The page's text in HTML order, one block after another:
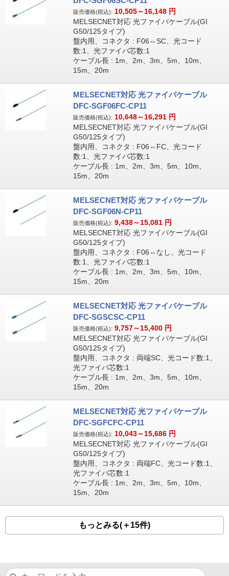
販売価格(税込): 10,505～16,148 円
MELSECNET対応 光ファイバケーブル(GI
G50/125タイプ)
盤内用、コネクタ : F06⇔SC、光コード
数:1、光ファイバ芯数:1
ケーブル長 : 1m、2m、3m、5m、10m、
15m、20m
MELSECNET対応 光ファイバケーブル
DFC-SGF06FC-CP11
販売価格(税込): 10,648～16,291 円
MELSECNET対応 光ファイバケーブル(GI
G50/125タイプ)
盤内用、コネクタ : F06⇔FC、光コード
数:1、光ファイバ芯数:1
ケーブル長 : 1m、2m、3m、5m、10m、
15m、20m
MELSECNET対応 光ファイバケーブル
DFC-SGF06N-CP11
販売価格(税込): 9,438～15,081 円
MELSECNET対応 光ファイバケーブル(GI
G50/125タイプ)
盤内用、コネクタ : F06⇔なし、光コード
数:1、光ファイバ芯数:1
ケーブル長 : 1m、2m、3m、5m、10m、
15m、20m
MELSECNET対応 光ファイバケーブル
DFC-SGSCSC-CP11
販売価格(税込): 9,757～15,400 円
MELSECNET対応 光ファイバケーブル(GI
G50/125タイプ)
盤内用、コネクタ : 両端SC、光コード数:1、
光ファイバ芯数:1
ケーブル長 : 1m、2m、3m、5m、10m、
15m、20m
MELSECNET対応 光ファイバケーブル
DFC-SGFCFC-CP11
販売価格(税込): 10,043～15,686 円
MELSECNET対応 光ファイバケーブル(GI
G50/125タイプ)
盤内用、コネクタ : 両端FC、光コード数:1、
光ファイバ芯数:1
ケーブル長 : 1m、2m、3m、5m、10m、
15m、20m
もっとみる(＋15件)